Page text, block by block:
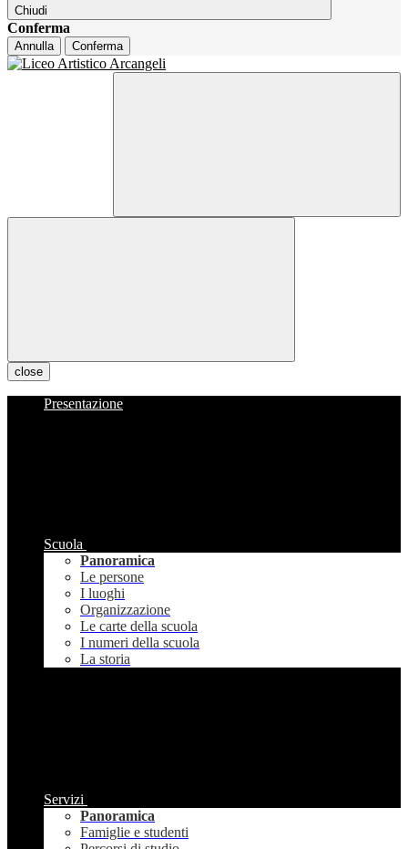
Chiudi
Conferma
Annulla Conferma
close
Presentazione
Scuola
Panoramica
Le persone
I luoghi
Organizzazione
Le carte della scuola
I numeri della scuola
La storia
Servizi
Panoramica
Famiglie e studenti